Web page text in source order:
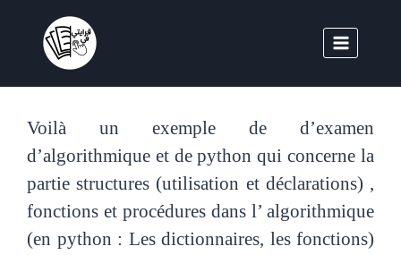
Voilà un exemple de d’examen
d’algorithmique et de python qui concerne la
partie structures (utilisation et déclarations) ,
fonctions et procédures dans l’ algorithmique
(en python : Les dictionnaires, les fonctions)